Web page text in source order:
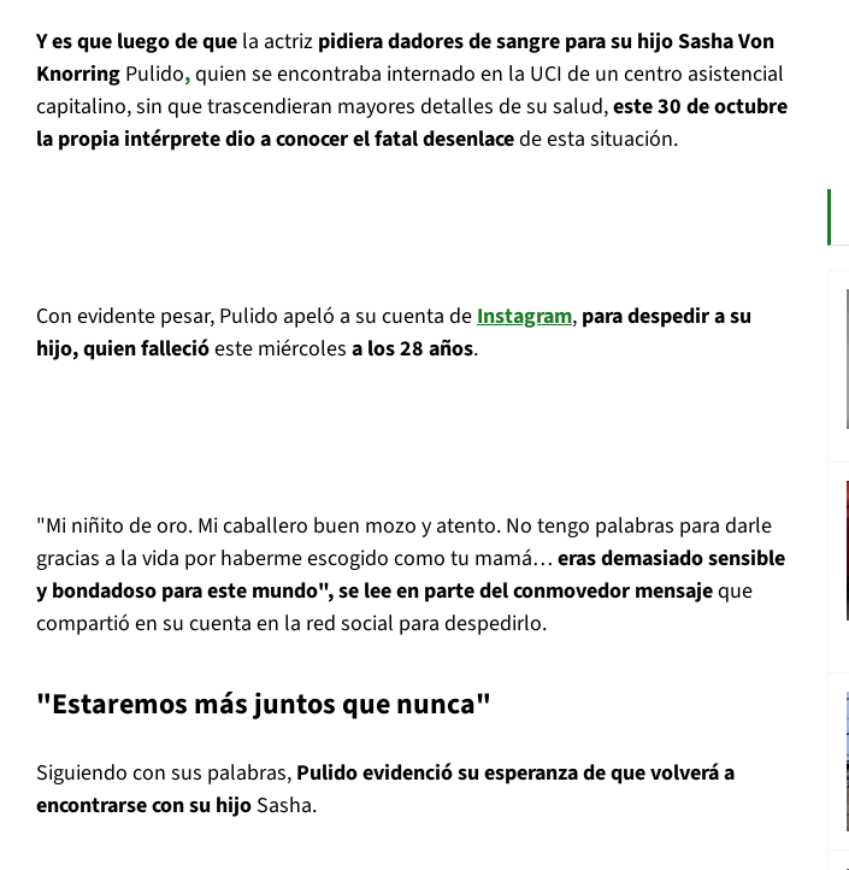
Y es que luego de que la actriz pidiera dadores de sangre para su hijo Sasha Von
Knorring Pulido,quien se encontraba internado en la UCI de un centro asistencial
capitalino, sin que trascendieran mayores detalles de su salud,este 30 de octubre
la propia intérprete dio a conocer el fatal desenlacede esta situación.
Con evidente pesar, Pulido apeló a su cuenta deInstagram, para despedir a su
hijo, quien fallecióeste miércoles a los 28 años.
"Mi niñito de oro. Mi caballero buen mozo y atento. No tengo palabras para darle
gracias a la vida por haberme escogido como tu mamá… eras demasiado sensible
y bondadoso para este mundo", se lee en parte del conmovedor mensajeque
compartió en su cuenta en la red social para despedirlo.
"Estaremos más juntos que nunca"
Siguiendo con sus palabras, Pulido evidenció su esperanza de que volverá a
encontrarse con su hijo Sasha.